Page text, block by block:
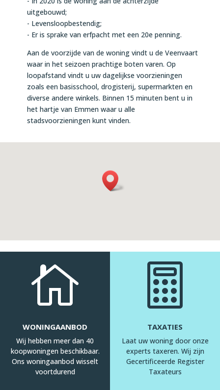
uitgebouwd;
- Levensloopbestendig;
- Er is sprake van erfpacht met een 20e penning.
Aan de voorzijde van de woning vindt u de Veenvaart
waar in het seizoen prachtige boten varen. Op
loopafstand vindt u uw dagelijkse voorzieningen
zoals een basisschool, drogisterij, supermarkten en
diverse andere winkels. Binnen 15 minuten bent u in
het hartje van Emmen waar u alle
stadsvoorzieningen kunt vinden.

WONINGAANBOD
Wij hebben meer dan 40
koopwoningen beschikbaar.
Ons woningaanbod wisselt
voortdurend

TAXATIES
Laat uw woning door onze
experts taxeren. Wij zijn
Gecertificeerde Register
Taxateurs